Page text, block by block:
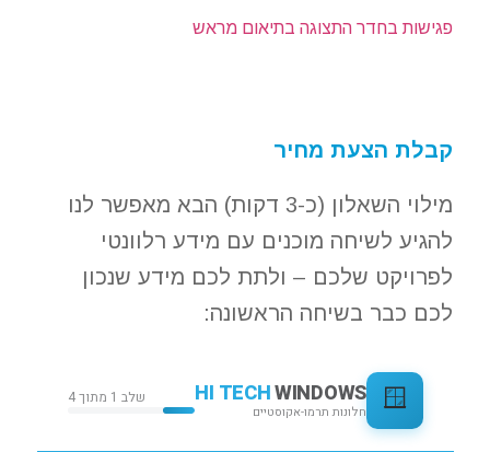
פגישות בחדר התצוגה בתיאום מראש
קבלת הצעת מחיר
מילוי השאלון (כ-3 דקות) הבא מאפשר לנו
להגיע לשיחה מוכנים עם מידע רלוונטי
לפרויקט שלכם – ולתת לכם מידע שנכון
לכם כבר בשיחה הראשונה: